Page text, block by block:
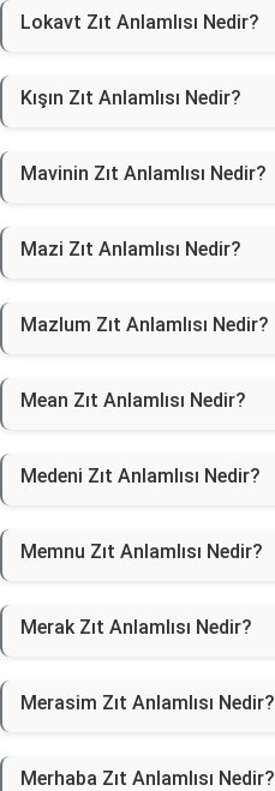
Lokavt Zıt Anlamlısı Nedir?
Kışın Zıt Anlamlısı Nedir?
Mavinin Zıt Anlamlısı Nedir?
Mazi Zıt Anlamlısı Nedir?
Mazlum Zıt Anlamlısı Nedir?
Mean Zıt Anlamlısı Nedir?
Medeni Zıt Anlamlısı Nedir?
Memnu Zıt Anlamlısı Nedir?
Merak Zıt Anlamlısı Nedir?
Merasim Zıt Anlamlısı Nedir?
Merhaba Zıt Anlamlısı Nedir?